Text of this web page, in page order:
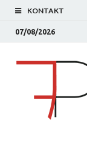
KONTAKT
07/08/2026